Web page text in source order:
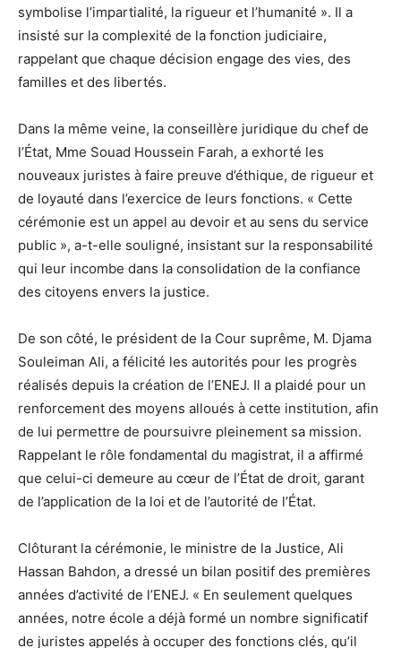
symbolise l’impartialité, la rigueur et l’humanité ». Il a
insisté sur la complexité de la fonction judiciaire,
rappelant que chaque décision engage des vies, des
familles et des libertés.
Dans la même veine, la conseillère juridique du chef de
l’État, Mme Souad Houssein Farah, a exhorté les
nouveaux juristes à faire preuve d’éthique, de rigueur et
de loyauté dans l’exercice de leurs fonctions. « Cette
cérémonie est un appel au devoir et au sens du service
public », a-t-elle souligné, insistant sur la responsabilité
qui leur incombe dans la consolidation de la confiance
des citoyens envers la justice.
De son côté, le président de la Cour suprême, M. Djama
Souleiman Ali, a félicité les autorités pour les progrès
réalisés depuis la création de l’ENEJ. Il a plaidé pour un
renforcement des moyens alloués à cette institution, afin
de lui permettre de poursuivre pleinement sa mission.
Rappelant le rôle fondamental du magistrat, il a affirmé
que celui-ci demeure au cœur de l’État de droit, garant
de l’application de la loi et de l’autorité de l’État.
Clôturant la cérémonie, le ministre de la Justice, Ali
Hassan Bahdon, a dressé un bilan positif des premières
années d’activité de l’ENEJ. « En seulement quelques
années, notre école a déjà formé un nombre significatif
de juristes appelés à occuper des fonctions clés, qu’il